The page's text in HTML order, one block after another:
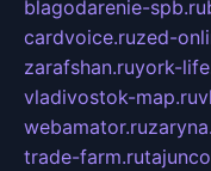
blagodarenie-spb.ru
cardvoice.ruzed-
zarafshan.ruyork-
vladivostok-map.ru
webamator.ru
trade-farm.ru